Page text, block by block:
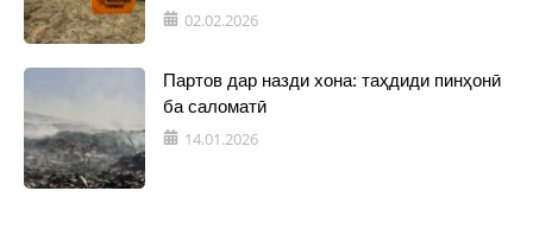
02.02.2026
Партов дар назди хона: таҳдиди пинҳонӣ
ба саломатӣ
14.01.2026